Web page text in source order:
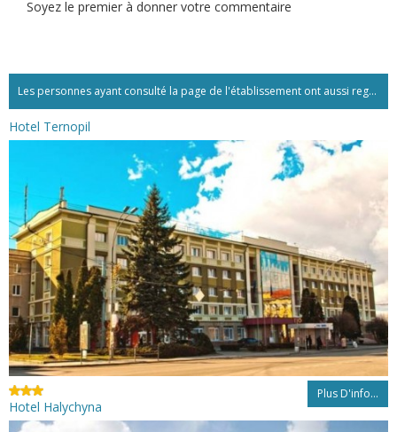
Soyez le premier à donner votre commentaire
Les personnes ayant consulté la page de l'établissement ont aussi regardé:...
Hotel Ternopil
Plus D'info...
Hotel Halychyna